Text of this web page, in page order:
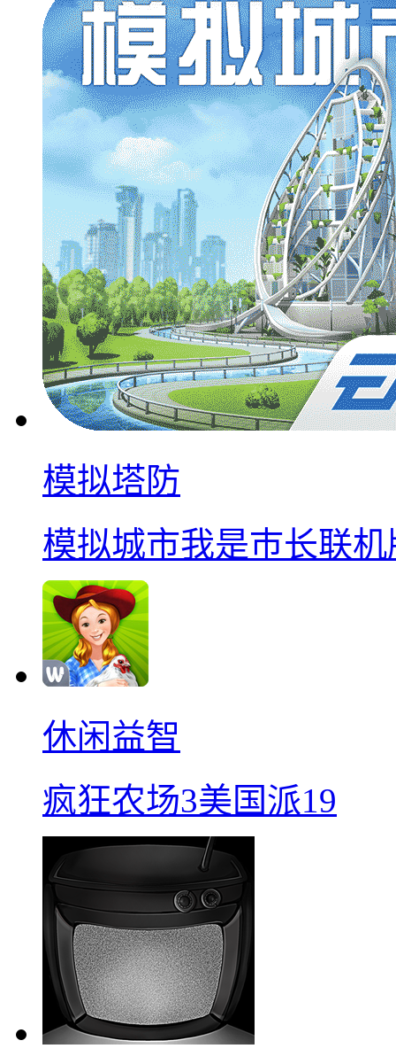
模拟塔防
模拟城市我是巿长联机
休闲益智
疯狂农场3美国派19